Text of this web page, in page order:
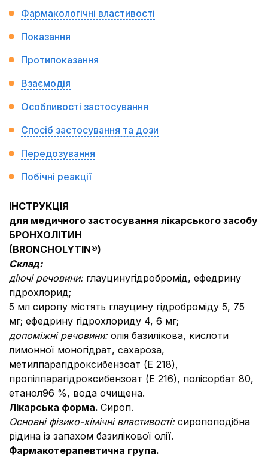
Фармакологічні властивості
Показання
Протипоказання
Взаємодія
Особливості застосування
Спосіб застосування та дози
Передозування
Побічні реакції
ІНСТРУКЦІЯ
для медичного застосування лікарського засобу
БРОНХОЛІТИН
(BRONCHOLYTIN®)
Склад:
діючі речовини: глауцинугідробромід, ефедрину
гідрохлорид;
5 мл сиропу містять глауцину гідроброміду 5, 75
мг; ефедрину гідрохлориду 4, 6 мг;
допоміжні речовини: олія базилікова, кислоти
лимонної моногідрат, сахароза,
метилпарагідроксибензоат (E 218),
пропілпарагідроксибензоат (E 216), полісорбат 80,
етанол96 %, вода очищена.
Лікарська форма. Сироп.
Основні фізико-хімічні властивості: сиропоподібна
рідина із запахом базилікової олії.
Фармакотерапевтична група.